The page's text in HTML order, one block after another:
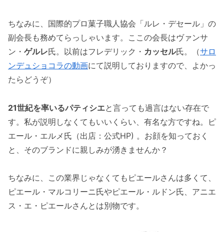
ちなみに、国際的プロ菓子職人協会「ルレ・デセール」の
副会長も務めてらっしゃいます。ここの会長はヴァンサ
ン・ ゲルレ氏。以前はフレデリック・ カッセル氏。（サロ
ンデュショコラの動画にて説明しておりますので、よかっ
たらどうぞ）
21世紀を率いるパティシエと言っても過言はない存在で
す。私が説明しなくてもいいくらい、有名な方ですね。ピ
エール・エルメ氏（出店：公式HP) 。お顔を知っておく
と、そのブランドに親しみが湧きませんか？
ちなみに、この業界じゃなくてもピエールさんは多くて、
ピエール・マルコリーニ氏やピエール・ルドン氏、アニエ
ス・エ・ピエールさんとは別物です。